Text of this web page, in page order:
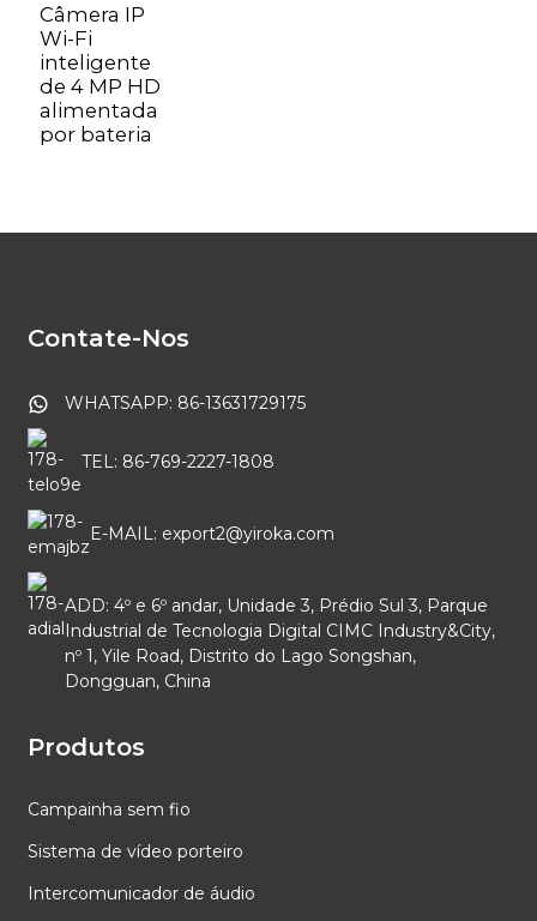
Câmera IP
Wi-Fi
inteligente
de 4 MP HD
alimentada
por bateria
Contate-Nos
WHATSAPP: 86-13631729175
TEL: 86-769-2227-1808
E-MAIL: export2@yiroka.com
ADD: 4º e 6º andar, Unidade 3, Prédio Sul 3, Parque
Industrial de Tecnologia Digital CIMC Industry&City,
nº 1, Yile Road, Distrito do Lago Songshan,
Dongguan, China
Produtos
Campainha sem fio
Sistema de vídeo porteiro
Intercomunicador de áudio